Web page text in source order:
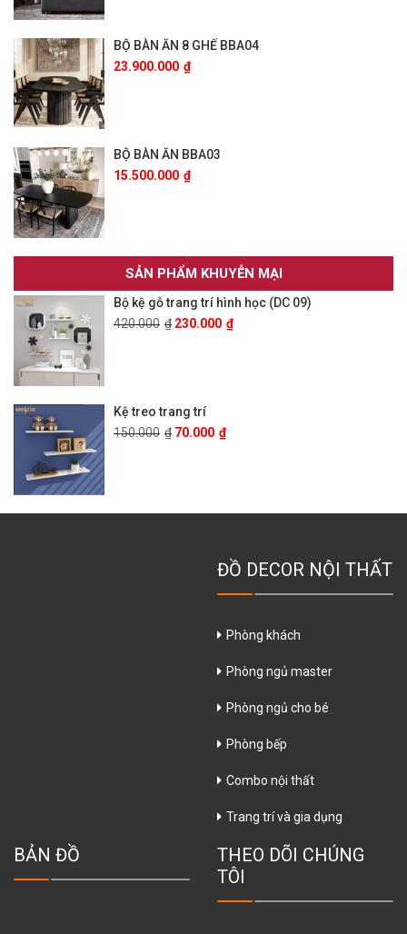
BỘ BÀN ĂN 8 GHẾ BBA04
23.900.000 ₫
BỘ BÀN ĂN BBA03
15.500.000 ₫
SẢN PHẨM KHUYỄN MẠI
Bộ kệ gỗ trang trí hình học (DC 09)
420.000 ₫ 230.000 ₫
Kệ treo trang trí
150.000 ₫ 70.000 ₫
ĐỒ DECOR NỘI THẤT
Phòng khách
Phòng ngủ master
Phòng ngủ cho bé
Phòng bếp
Combo nội thất
Trang trí và gia dụng
BẢN ĐỒ
THEO DÕI CHÚNG
TÔI